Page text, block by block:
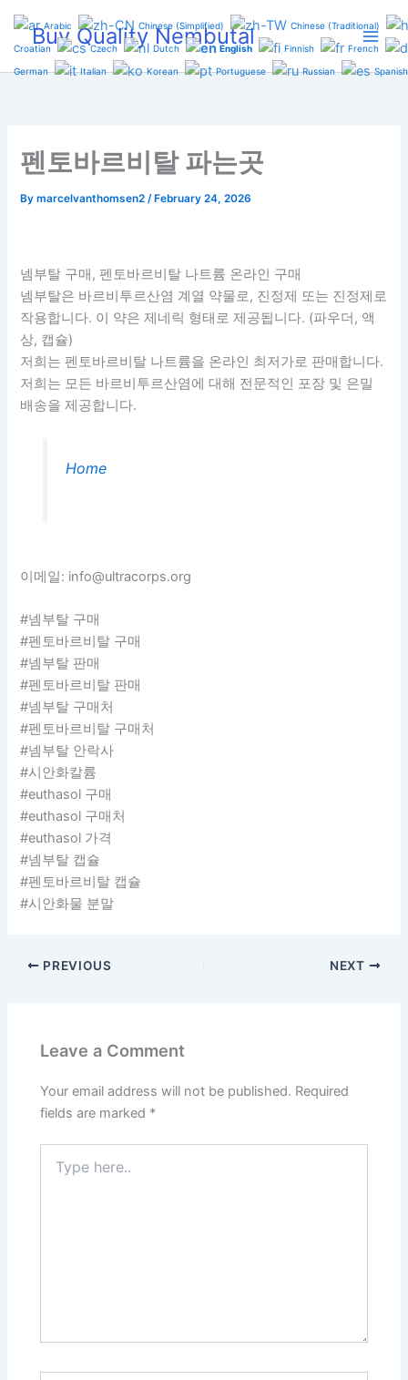
content
Buy Quality Nembutal
펜토바르비탈 파는곳
Bymarcelvanthomsen2/ February 24, 2026
넴부탈 구매, 펜토바르비탈 나트륨 온라인 구매
넴부탈은 바르비투르산염 계열 약물로, 진정제 또는 진정제로
작용합니다. 이 약은 제네릭 형태로 제공됩니다. (파우더, 액
상, 캡슐)
저희는 펜토바르비탈 나트륨을 온라인 최저가로 판매합니다.
저희는 모든 바르비투르산염에 대해 전문적인 포장 및 은밀
배송을 제공합니다.
Home
이메일: info@ultracorps.org
#넴부탈 구매
#펜토바르비탈 구매
#넴부탈 판매
#펜토바르비탈 판매
#넴부탈 구매처
#펜토바르비탈 구매처
#넴부탈 안락사
#시안화칼륨
#euthasol 구매
#euthasol 구매처
#euthasol 가격
#넴부탈 캡슐
#펜토바르비탈 캡슐
#시안화물 분말
PREVIOUS NEXT
Leave a Comment
Your email address will not be published. Required
fields are marked *
here..
Arabic Chinese (Simplified) Chinese (Traditional)
Croatian Czech Dutch English Finnish French
German Italian Korean Portuguese Russian Spanish